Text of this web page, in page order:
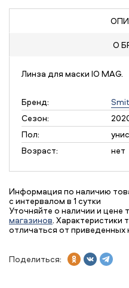
О
Линза для маски IO MAG.
Бренд:
Сезон:
Пол:
Возраст:
нет
Информация по наличию
с интервалом в 1 сутки
Уточняйте о наличии и цене
магазинов. Характеристики
отличаться от приведенных
Поделиться: